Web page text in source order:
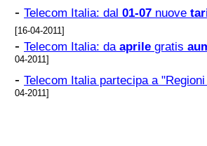
- Telecom Italia: dal 01-07 nuove
[16-04-2011]
- Telecom Italia: da aprile gratis
04-2011]
- Telecom Italia partecipa a
04-2011]